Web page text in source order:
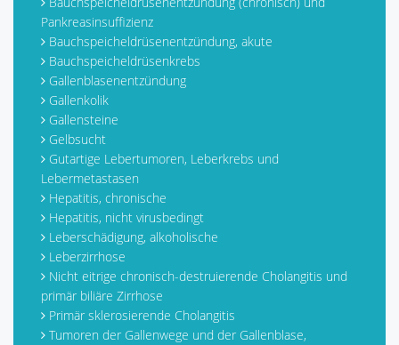
Pankreasinsuffizienz
Bauchspeicheldrüsenentzündung, akute
Bauchspeicheldrüsenkrebs
Gallenblasenentzündung
Gallenkolik
Gallensteine
Gelbsucht
Gutartige Lebertumoren, Leberkrebs und
Lebermetastasen
Hepatitis, chronische
Hepatitis, nicht virusbedingt
Leberschädigung, alkoholische
Leberzirrhose
Nicht eitrige chronisch-destruierende Cholangitis und
primär biliäre Zirrhose
Primär sklerosierende Cholangitis
Tumoren der Gallenwege und der Gallenblase,